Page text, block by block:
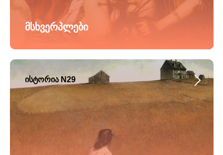
მსხვერპლები
ისტორია N29